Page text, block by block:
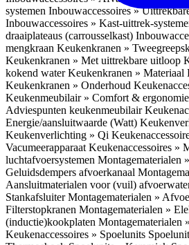
systemen Inbouwaccessoires »
Inbouwaccessoires » Kast-uittrek-
draaiplateaus (carrousselkast)
mengkraan Keukenkranen »
Keukenkranen » Met uittrekbare uitloop
kokend waterKeukenkranen » Materiaal
Keukenkranen » Onderhoud
Keukenmeubilair » Comfort & ergonomie
Adviespunten keukenmeubilair
Energie/aansluitwaarde (Watt)
Keukenverlichting » Qi
Vacumeerapparaat Keukenaccessoires »
luchtafvoersystemen Montagematerialen
Geluidsdempers afvoerkanaal
Aansluitmaterialen voor (vuil)
StankafsluiterMontagematerialen »
Filterstopkranen Montagematerialen »
(inductie)kookplaten Montagematerialen
Keukenaccessoires » Spoelunits